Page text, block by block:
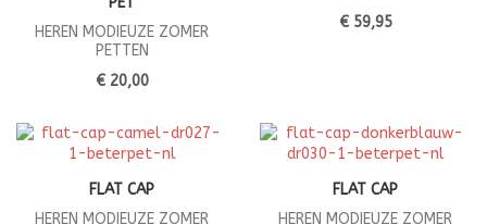
HEREN MODIEUZE ZOMER
PETTEN
€ 20,00
€ 59,95
FLAT CAP
HEREN MODIEUZE ZOMER
FLAT CAP
HEREN MODIEUZE ZOMER